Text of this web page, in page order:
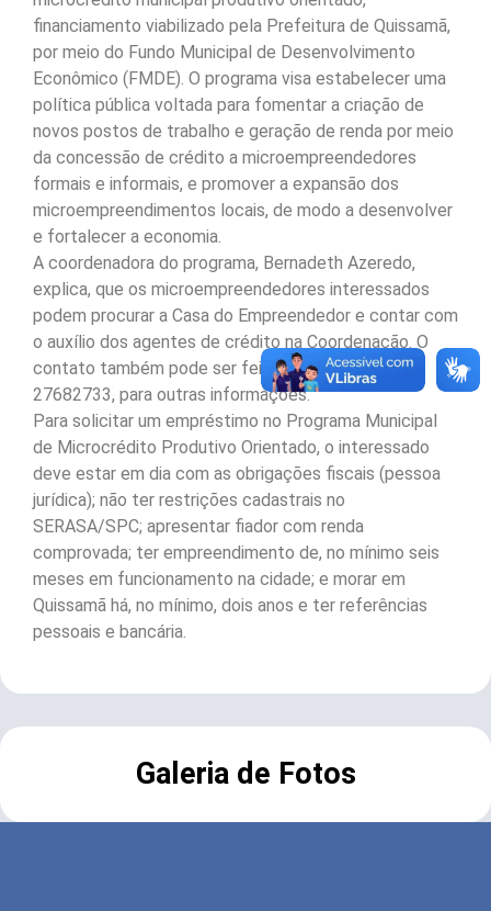
financiamento viabilizado pela Prefeitura de Quissamã,
por meio do Fundo Municipal de Desenvolvimento
Econômico (FMDE). O programa visa estabelecer uma
política pública voltada para fomentar a criação de
novos postos de trabalho e geração de renda por meio
da concessão de crédito a microempreendedores
formais e informais, e promover a expansão dos
microempreendimentos locais, de modo a desenvolver
e fortalecer a economia.
A coordenadora do programa, Bernadeth Azeredo,
explica, que os microempreendedores interessados
podem procurar a Casa do Empreendedor e contar com
o auxílio dos agentes de crédito na Coordenação. O
contato também pode ser feito pelo telefone (22)
27682733, para outras informações.
Para solicitar um empréstimo no Programa Municipal
de Microcrédito Produtivo Orientado, o interessado
deve estar em dia com as obrigações fiscais (pessoa
jurídica); não ter restrições cadastrais no
SERASA/SPC; apresentar fiador com renda
comprovada; ter empreendimento de, no mínimo seis
meses em funcionamento na cidade; e morar em
Quissamã há, no mínimo, dois anos e ter referências
pessoais e bancária.
Galeria de Fotos